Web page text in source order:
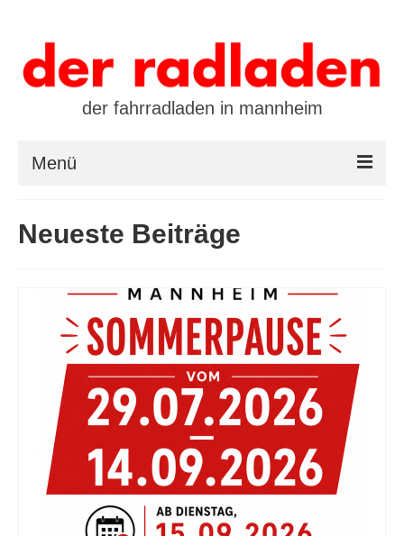
der fahrradladen in mannheim
Menü
öffnungszeiten / kontakt
leasing / finanzierung
preistool
kalender
specials
tout terrain pamir / appia / belair / divide
urban arrow familynext pro / 2026 / 100nm
Neueste Beiträge